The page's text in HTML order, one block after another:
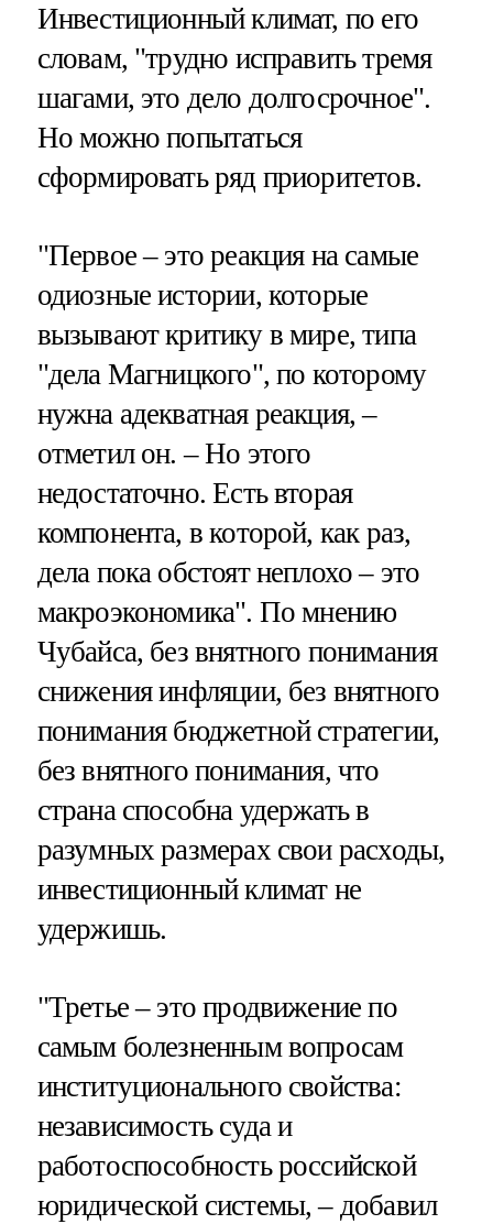
Инвестиционный климат, по его
словам, "трудно исправить тремя
шагами, это дело долгосрочное".
Но можно попытаться
сформировать ряд приоритетов.
"Первое – это реакция на самые
одиозные истории, которые
вызывают критику в мире, типа
"дела Магницкого", по которому
нужна адекватная реакция, –
отметил он. – Но этого
недостаточно. Есть вторая
компонента, в которой, как раз,
дела пока обстоят неплохо – это
макроэкономика". По мнению
Чубайса, без внятного понимания
снижения инфляции, без внятного
понимания бюджетной стратегии,
без внятного понимания, что
страна способна удержать в
разумных размерах свои расходы,
инвестиционный климат не
удержишь.
"Третье – это продвижение по
самым болезненным вопросам
институционального свойства:
независимость суда и
работоспособность российской
юридической системы, – добавил